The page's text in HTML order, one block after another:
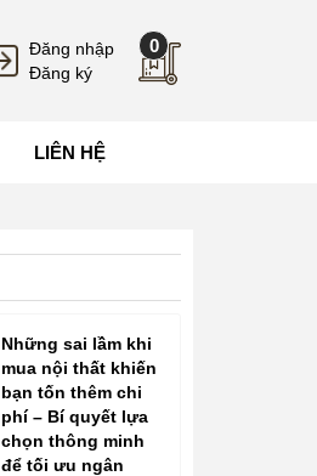
Đăng nhập
Đăng ký
0
LIÊN HỆ
Những sai lầm khi
mua nội thất khiến
bạn tốn thêm chi
phí – Bí quyết lựa
chọn thông minh
để tối ưu ngân